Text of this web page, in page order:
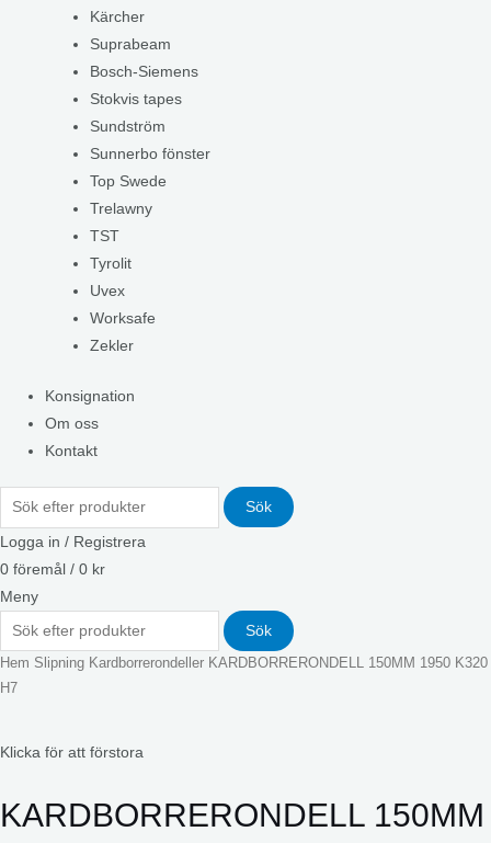
Kärcher
Suprabeam
Bosch-Siemens
Stokvis tapes
Sundström
Sunnerbo fönster
Top Swede
Trelawny
TST
Tyrolit
Uvex
Worksafe
Zekler
Konsignation
Om oss
Kontakt
Sök
Logga in / Registrera
0 föremål / 0 kr
Meny
Sök
Hem Slipning Kardborrerondeller KARDBORRERONDELL 150MM 1950 K320
H7
Klicka för att förstora
KARDBORRERONDELL 150MM